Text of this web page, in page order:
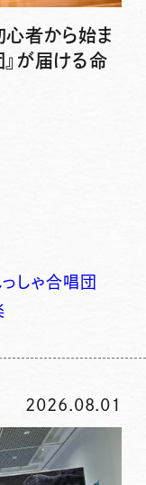
者から始ま
』が届ける命
しゃ合唱団
2026.08.01